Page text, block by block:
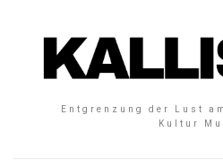
Entgrenzung der Lust
Kultur